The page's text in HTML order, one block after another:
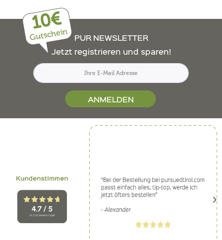
10€
Gutschein
PUR NEWSLETTER
Jetzt registrieren und sparen!
ANMELDEN